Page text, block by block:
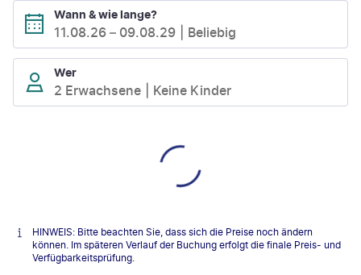
Wann & wie lange?
11.08.26 – 09.08.29 Beliebig
Wer
2 Erwachsene Keine Kinder
HINWEIS: Bitte beachten Sie, dass sich die Preise noch ändern
können. Im späteren Verlauf der Buchung erfolgt die finale Preis- und
Verfügbarkeitsprüfung.